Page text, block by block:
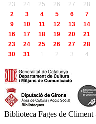
23
24 25 26 27 28
2
3 4 5 6 7
9
10 11 12 13 14
16
17 18 19 20 21
23
24 25 26 27 28
30
31 1 2 3 4
Biblioteca Fages de